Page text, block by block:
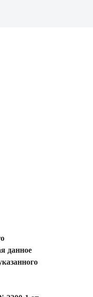
данное